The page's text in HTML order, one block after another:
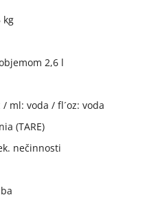
kg
2,6 l
ml: voda / fl´oz: voda
(TARE)
nečinnosti